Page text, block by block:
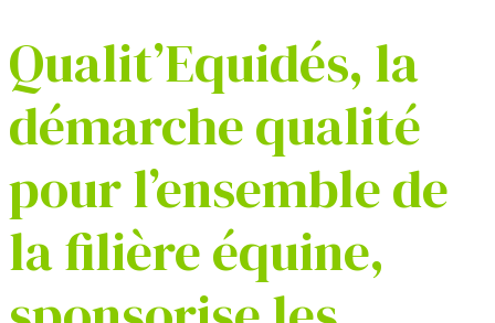
Qualit’Equidés, la
démarche qualité
pour l’ensemble de
la filière équine,